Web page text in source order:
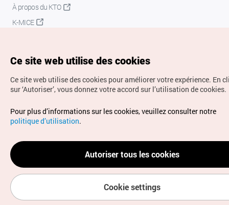
À propos du KTO
K-MICE
Droits d’auteur (c) Office National du Tourisme en Corée.
Tous droits réservés.
Pour les rapports d'erreurs et demandes de renseignements,
adressez vos demandes à
info.ontc@gmail.com
Ce site web utilise des cookies
Ce site web utilise des cookies pour améliorer votre expérience. En
sur ‘Autoriser’, vous donnez votre accord sur l’utilisation de cookies.
Pour plus d’informations sur les cookies, veuillez consulter notre
politique d’utilisation.
Autoriser tous les cookies
Cookie settings